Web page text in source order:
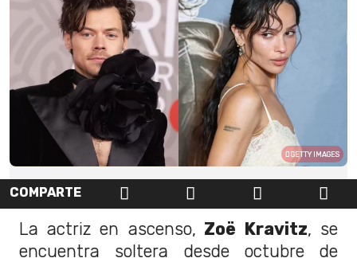
GETTY IMAGES
COMPARTE
La actriz en ascenso, Zoë Kravitz, se
encuentra soltera desde octubre de